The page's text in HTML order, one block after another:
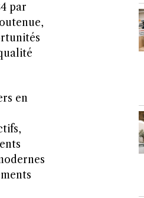
par
en